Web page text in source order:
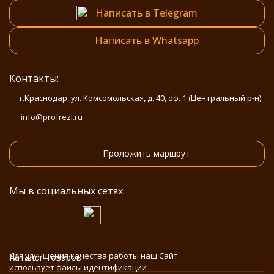
Написать в Telegram
Написать в Whatsapp
Контакты:
г.Краснодар, ул. Комсомольская, д. 40, оф. 1 (Центральный р-н)
info@profrezi.ru
Проложить маршрут
Мы в социальных сетях:
Каталог товаров
Для улучшения качества работы наш Сайт
использует файлы идентификации